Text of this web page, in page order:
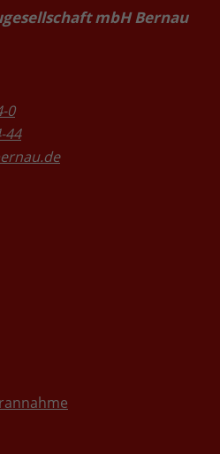
mbH Bernau
0
44